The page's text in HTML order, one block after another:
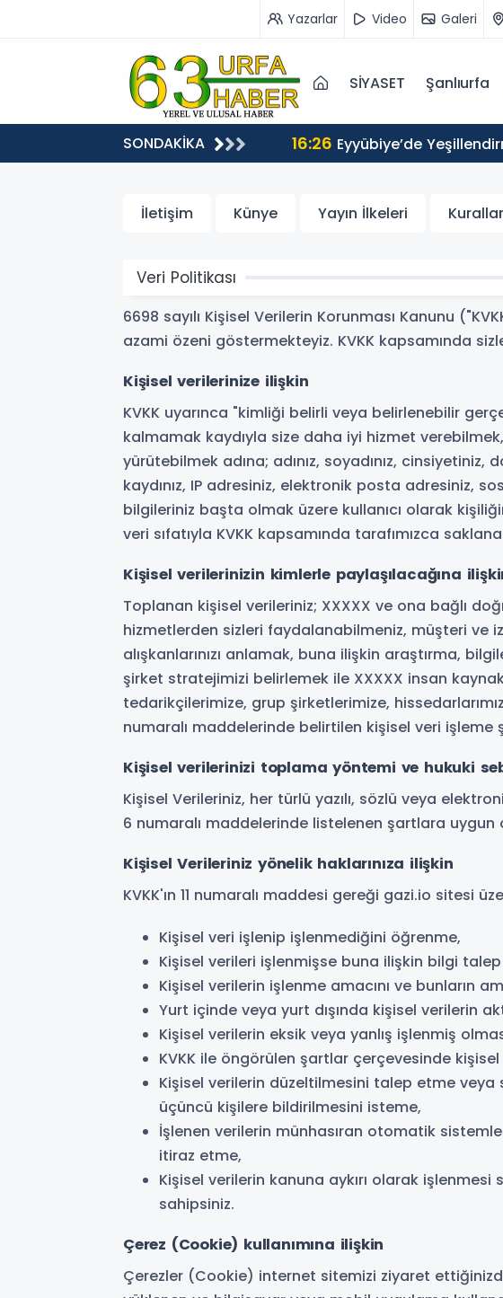
Yazarlar Video Galeri
SİYASET Şanlıurfa
SONDAKİKA 16:26 Eyyübiye’de
İletişim Künye Yayın İlkeleri Kurallar
Veri Politikası
6698 sayılı Kişisel Verilerin Korunması Kanunu
azami özeni göstermekteyiz. KVKK kapsamında
Kişisel verilerinize ilişkin
KVKK uyarınca "kimliği belirli veya belirlenebilir
kalmamak kaydıyla size daha iyi hizmet
yürütebilmek adına; adınız, soyadınız,
kaydınız, IP adresiniz, elektronik posta adresiniz,
bilgileriniz başta olmak üzere kullanıcı olarak
veri sıfatıyla KVKK kapsamında tarafımızca
Kişisel verilerinizin kimlerle paylaşılacağına
Toplanan kişisel verileriniz; XXXXX ve ona bağlı
hizmetlerden sizleri faydalanabilmeniz, müşteri ve
alışkanlarınızı anlamak, buna ilişkin araştırma,
şirket stratejimizi belirlemek ile XXXXX insan
tedarikçilerimize, grup şirketlerimize,
numaralı maddelerinde belirtilen kişisel veri
Kişisel verilerinizi toplama yöntemi ve hukuki
Kişisel Verileriniz, her türlü yazılı, sözlü veya
6 numaralı maddelerinde listelenen şartlara uygun
Kişisel Verileriniz yönelik haklarınıza ilişkin
KVKK'ın 11 numaralı maddesi gereği gazi.io sitesi
Kişisel veri işlenip işlenmediğini öğrenme,
Kişisel verileri işlenmişse buna ilişkin bilgi
Kişisel verilerin işlenme amacını ve bunların
Yurt içinde veya yurt dışında kişisel verilerin
Kişisel verilerin eksik veya yanlış işlenmiş
KVKK ile öngörülen şartlar çerçevesinde
Kişisel verilerin düzeltilmesini talep etme veya
üçüncü kişilere bildirilmesini isteme,
İşlenen verilerin münhasıran otomatik
itiraz etme,
Kişisel verilerin kanuna aykırı olarak
sahipsiniz.
Çerez (Cookie) kullanımına ilişkin
Çerezler (Cookie) internet sitemizi ziyaret